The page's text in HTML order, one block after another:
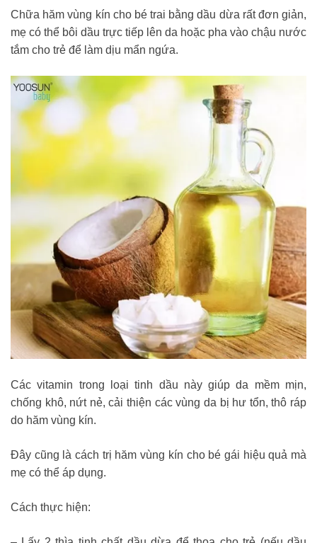
Chữa hăm vùng kín cho bé trai bằng dầu dừa rất đơn giản,
mẹ có thể bôi dầu trực tiếp lên da hoặc pha vào chậu nước
tắm cho trẻ để làm dịu mẩn ngứa.
Các vitamin trong loại tinh dầu này giúp da mềm mịn,
chống khô, nứt nẻ, cải thiện các vùng da bị hư tổn, thô ráp
do hăm vùng kín.
Đây cũng là cách trị hăm vùng kín cho bé gái hiệu quả mà
mẹ có thể áp dụng.
Cách thực hiện: